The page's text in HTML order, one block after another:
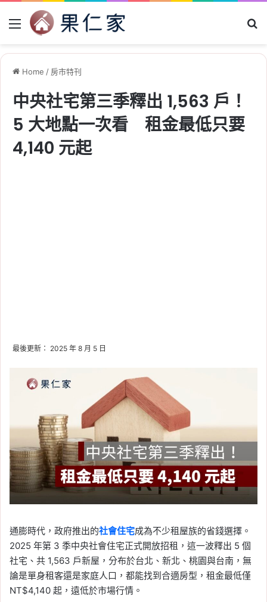
Menu
Home / 房市特刊
中央社宅第三季釋出 1,563 戶！
5 大地點一次看 租金最低只要
4,140 元起
最後更新： 2025 年 8 月 5 日
通膨時代，政府推出的社會住宅成為不少租屋族的省錢選擇。
2025 年第 3 季中央社會住宅正式開放招租，這一波釋出 5 個
社宅、共 1,563 戶新屋，分布於台北、新北、桃園與台南，無
論是單身租客還是家庭人口，都能找到合適房型，租金最低僅
NT$4,140 起，遠低於市場行情。